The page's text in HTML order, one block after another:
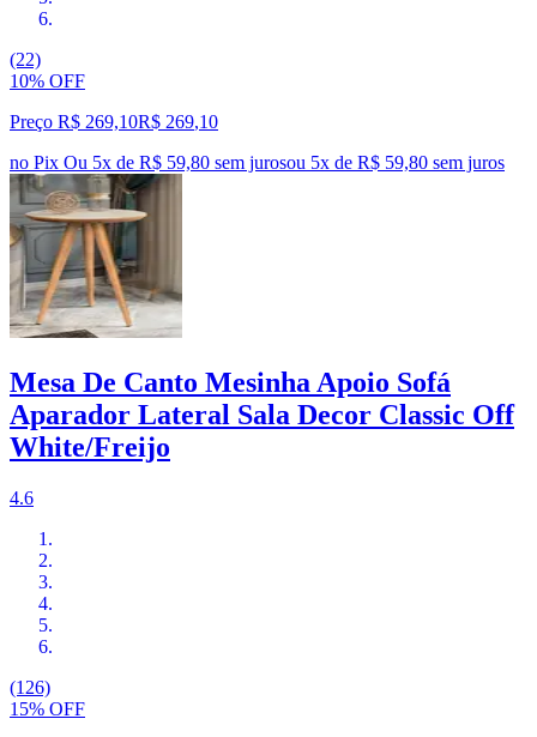
(22)
10% OFF
Preço R$ 269,10R$ 269,10
no Pix Ou 5x de R$ 59,80 sem jurosou 5x de R$ 59,80 sem juros
Mesa De Canto Mesinha Apoio Sofá
Aparador Lateral Sala Decor Classic Off
White/Freijo
4.6
(126)
15% OFF